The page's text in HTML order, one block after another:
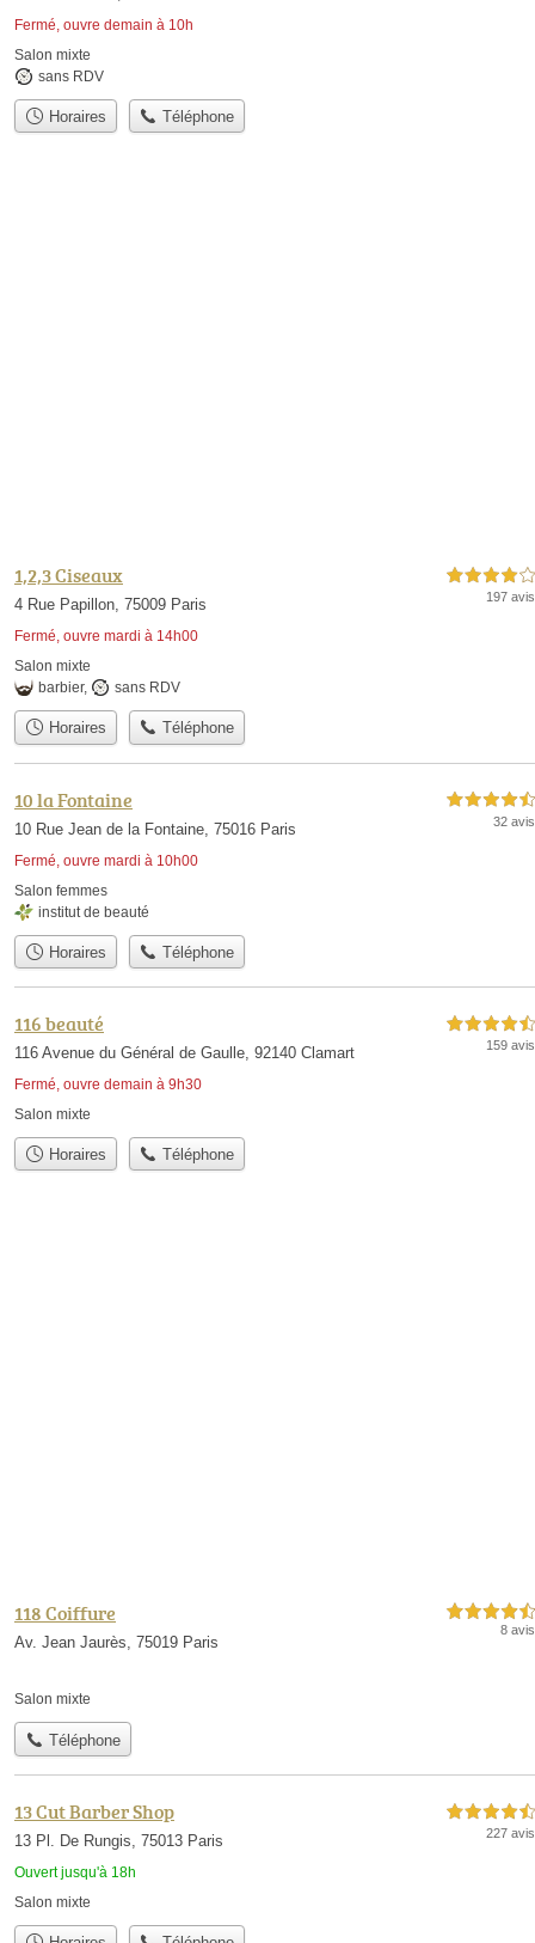
Fermé, ouvre demain à 10h
Salon mixte
sans RDV
Horaires Téléphone
1,2,3 Ciseaux
4 Rue Papillon, 75009 Paris
Fermé, ouvre mardi à 14h00
4,0 étoiles sur 5
197 avis
Salon mixte
barbier, sans RDV
Horaires Téléphone
10 la Fontaine
10 Rue Jean de la Fontaine, 75016 Paris
Fermé, ouvre mardi à 10h00
4,5 étoiles sur 5
32 avis
Salon femmes
institut de beauté
Horaires Téléphone
116 beauté
116 Avenue du Général de Gaulle, 92140 Clamart
Fermé, ouvre demain à 9h30
4,5 étoiles sur 5
159 avis
Salon mixte
Horaires Téléphone
118 Coiffure
Av. Jean Jaurès, 75019 Paris
4,5 étoiles sur 5
8 avis
Salon mixte
Téléphone
13 Cut Barber Shop
13 Pl. De Rungis, 75013 Paris
Ouvert jusqu'à 18h
4,5 étoiles sur 5
227 avis
Salon mixte